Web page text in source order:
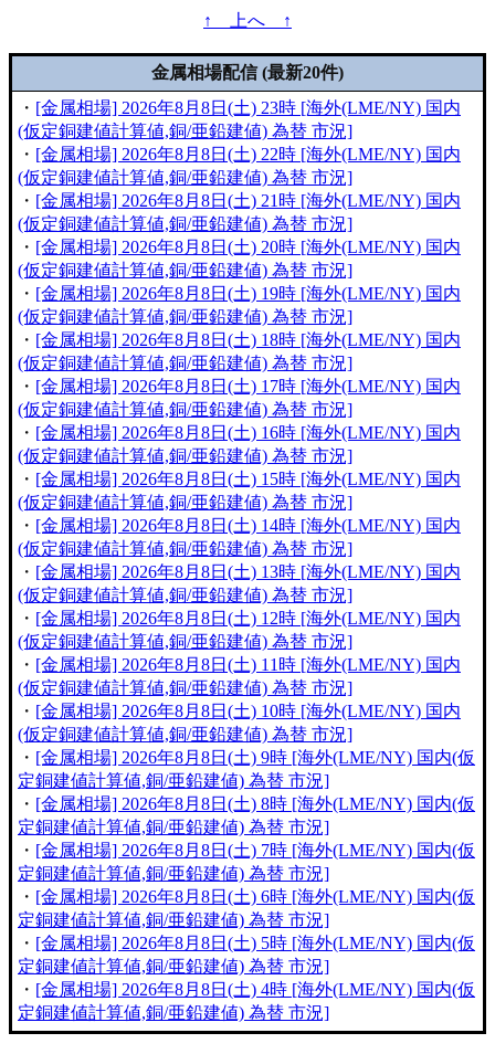
↑ 上へ ↑
金属相場配信 (最新20件)
・ [金属相場] 2026年8月8日(土) 23時 [海外(LME/NY) 国内
(仮定銅建値計算値,銅/亜鉛建値) 為替 市況]
・ [金属相場] 2026年8月8日(土) 22時 [海外(LME/NY) 国内
(仮定銅建値計算値,銅/亜鉛建値) 為替 市況]
・ [金属相場] 2026年8月8日(土) 21時 [海外(LME/NY) 国内
(仮定銅建値計算値,銅/亜鉛建値) 為替 市況]
・ [金属相場] 2026年8月8日(土) 20時 [海外(LME/NY) 国内
(仮定銅建値計算値,銅/亜鉛建値) 為替 市況]
・ [金属相場] 2026年8月8日(土) 19時 [海外(LME/NY) 国内
(仮定銅建値計算値,銅/亜鉛建値) 為替 市況]
・ [金属相場] 2026年8月8日(土) 18時 [海外(LME/NY) 国内
(仮定銅建値計算値,銅/亜鉛建値) 為替 市況]
・ [金属相場] 2026年8月8日(土) 17時 [海外(LME/NY) 国内
(仮定銅建値計算値,銅/亜鉛建値) 為替 市況]
・ [金属相場] 2026年8月8日(土) 16時 [海外(LME/NY) 国内
(仮定銅建値計算値,銅/亜鉛建値) 為替 市況]
・ [金属相場] 2026年8月8日(土) 15時 [海外(LME/NY) 国内
(仮定銅建値計算値,銅/亜鉛建値) 為替 市況]
・ [金属相場] 2026年8月8日(土) 14時 [海外(LME/NY) 国内
(仮定銅建値計算値,銅/亜鉛建値) 為替 市況]
・ [金属相場] 2026年8月8日(土) 13時 [海外(LME/NY) 国内
(仮定銅建値計算値,銅/亜鉛建値) 為替 市況]
・ [金属相場] 2026年8月8日(土) 12時 [海外(LME/NY) 国内
(仮定銅建値計算値,銅/亜鉛建値) 為替 市況]
・ [金属相場] 2026年8月8日(土) 11時 [海外(LME/NY) 国内
(仮定銅建値計算値,銅/亜鉛建値) 為替 市況]
・ [金属相場] 2026年8月8日(土) 10時 [海外(LME/NY) 国内
(仮定銅建値計算値,銅/亜鉛建値) 為替 市況]
・ [金属相場] 2026年8月8日(土) 9時 [海外(LME/NY) 国内(仮
定銅建値計算値,銅/亜鉛建値) 為替 市況]
・ [金属相場] 2026年8月8日(土) 8時 [海外(LME/NY) 国内(仮
定銅建値計算値,銅/亜鉛建値) 為替 市況]
・ [金属相場] 2026年8月8日(土) 7時 [海外(LME/NY) 国内(仮
定銅建値計算値,銅/亜鉛建値) 為替 市況]
・ [金属相場] 2026年8月8日(土) 6時 [海外(LME/NY) 国内(仮
定銅建値計算値,銅/亜鉛建値) 為替 市況]
・ [金属相場] 2026年8月8日(土) 5時 [海外(LME/NY) 国内(仮
定銅建値計算値,銅/亜鉛建値) 為替 市況]
・ [金属相場] 2026年8月8日(土) 4時 [海外(LME/NY) 国内(仮
定銅建値計算値,銅/亜鉛建値) 為替 市況]